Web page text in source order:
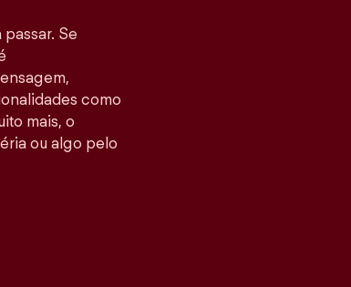
Se
como
mais, o
ou algo pelo